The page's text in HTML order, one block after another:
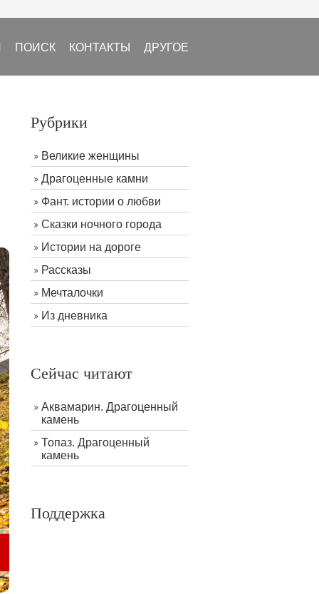
ПОИСК КОНТАКТЫ ДРУГОЕ
Рубрики
Великие женщины
Драгоценные камни
Фант. истории о любви
Сказки ночного города
Истории на дороге
Рассказы
Мечталочки
Из дневника
Сейчас читают
Аквамарин. Драгоценный
камень
Топаз. Драгоценный
камень
Поддержка